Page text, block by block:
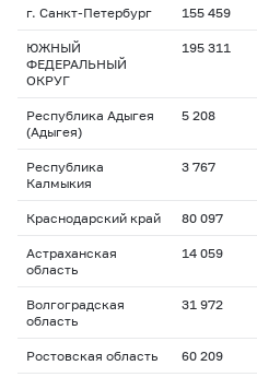
г. Санкт-Петербург 155 459
ЮЖНЫЙ
ФЕДЕРАЛЬНЫЙ
ОКРУГ
195 311
Республика Адыгея
(Адыгея)
5 208
Республика
Калмыкия
3 767
Краснодарский край 80 097
Астраханская
область
14 059
Волгоградская
область
31 972
Ростовская область 60 209